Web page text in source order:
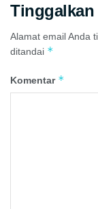
Tinggalkan
Alamat email Anda
ditandai *
Komentar *